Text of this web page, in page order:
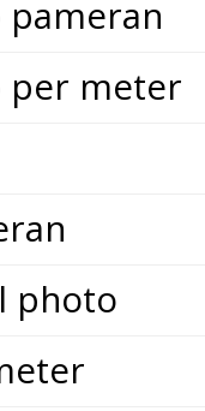
per meter
photo